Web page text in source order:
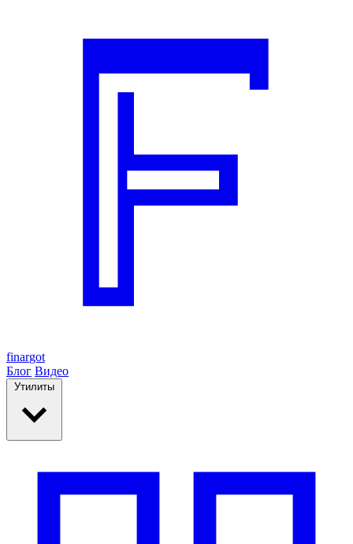
finargot
Блог Видео
Утилиты